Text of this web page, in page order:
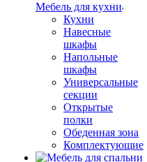
Мебель для кухни
Кухни
Навесные
шкафы
Напольные
шкафы
Универсальные
секции
Открытые
полки
Обеденная зона
Комплектующие